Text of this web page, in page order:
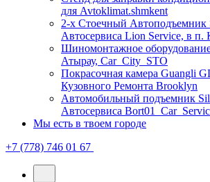
для Avtoklimat.shmkent
2-х Стоечный Автоподъемник
Автосервиса Lion Service, в
Шиномонтажное
Атырау, Car_City_STO
Покрасочная камера Guangli
Кузовного Ремонта Brooklyn
Автомобильный подъемник
Автосервиса
Мы есть в твоем городе
+7 (778) 746 01 67